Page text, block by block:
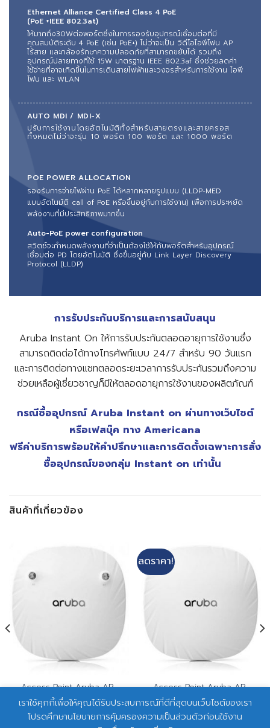
Ethernet Alliance Certified Class 4 PoE
(PoE +IEEE 802.3at)
ให้มากถึง30Wต่อพอร์ตซึ่งในการรองรับอุปกรณ์เชื่อมต่อที่มี
คุณสมบัติระดับ 4 PoE (เช่น PoE+) ไม่ว่าจะเป็น วิดีโอไอพีโฟน AP
ไร้สาย และกล้องรักษาความปลอดภัยที่สามารถขยับได้ รวมถึง
อุปกรณ์ปลายทางที่ใช้ 15W มาตรฐาน IEEE 802.3af ซึ่งช่วยลดค่า
ใช้จ่ายที่อาจเกิดขึ้นในการเดินสายไฟฟ้าและวงจรสําหรับการใช้งาน ไอพี
โฟน และ WLANㅤㅤ
AUTO MDI / MDI-X
ปรับการใช้งานโดยอัตโนมัติทั้งสําหรับสายตรงและสายครอส
ทั้งหมดไม่ว่าจะรุ่น 10 พอร์ต 100 พอร์ต และ 1000 พอร์ต
POE POWER ALLOCATION
รองรับการจ่ายไฟผ่าน PoE ได้หลากหลายรูปแบบ (LLDP-MED
แบบอัตโนมัติ call of PoE หรือขึ้นอยู่กับการใช้งาน) เพื่อการประหยัด
พลังงานที่มีประสิทธิภาพมากขึ้น
Auto-PoE power configuration
สวิตช์จะกําหนดพลังงานที่จําเป็นต้องใช้ให้กับพอร์ตสําหรับอุปกรณ์
เชื่อมต่อ PD โดยอัตโนมัติ ซึ่งขึ้นอยู่กับ Link Layer Discovery
Protocol (LLDP)
การรับประกันบริการและการสนับสนุน
Aruba Instant On ให้การรับประกันตลอดอายุการใช้งานซึ่ง
สามารถติดต่อได้ทางโทรศัพท์แบบ 24/7 สําหรับ 90 วันแรก
และการติดต่อทางแชทตลอดระยะเวลาการรับประกันรวมถึงความ
ช่วยเหลือผู้เชี่ยวชาญก็มีให้ตลอดอายุการใช้งานของผลิตภัณฑ์
กรณีซื้ออุปกรณ์ Aruba Instant on ผ่านทางเว็บไซต์
หรือเฟสบุ๊ค ทาง Americana
ฟรีค่าบริการพร้อมให้คำปรึกษาและการติดตั้งเฉพาะการสั่ง
ซื้ออุปกรณ์ของกลุ่ม Instant on เท่านั้น
สินค้าที่เกี่ยวข้อง
Access Point Aruba AP-
504 (RW) Unified
(R2H22A)
฿17,000.00
ลดราคา!
Access Point Aruba AP-
505 (RW) Unified
(R2H28A)
฿27,100.00 Original
฿21,900.00
เราใช้คุกกี้เพื่อให้คุณได้รับประสบการณ์ที่ดีที่สุดบนเว็บไซต์ของเรา
โปรดศึกษานโยบายการคุ้มครองความเป็นส่วนตัวก่อนใช้งาน